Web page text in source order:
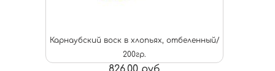
Карнаубский воск в хлопьях, отбеленный/
200гр.